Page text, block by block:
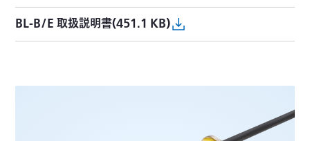
BL-B/E 取扱説明書(451.1 KB)